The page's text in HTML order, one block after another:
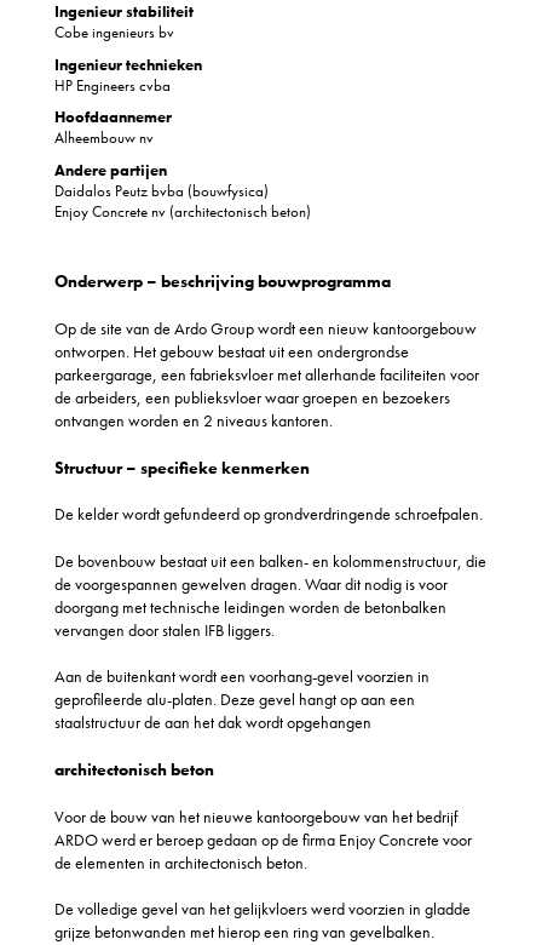
Ingenieur stabiliteit
Cobe ingenieurs bv
Ingenieur technieken
HP Engineers cvba
Hoofdaannemer
Alheembouw nv
Andere partijen
Daidalos Peutz bvba (bouwfysica)
Enjoy Concrete nv (architectonisch beton)
Onderwerp – beschrijving bouwprogramma
Op de site van de Ardo Group wordt een nieuw kantoorgebouw
ontworpen. Het gebouw bestaat uit een ondergrondse
parkeergarage, een fabrieksvloer met allerhande faciliteiten voor
de arbeiders, een publieksvloer waar groepen en bezoekers
ontvangen worden en 2 niveaus kantoren.
Structuur – specifieke kenmerken
De kelder wordt gefundeerd op grondverdringende schroefpalen.
De bovenbouw bestaat uit een balken- en kolommenstructuur, die
de voorgespannen gewelven dragen. Waar dit nodig is voor
doorgang met technische leidingen worden de betonbalken
vervangen door stalen IFB liggers.
Aan de buitenkant wordt een voorhang-gevel voorzien in
geprofileerde alu-platen. Deze gevel hangt op aan een
staalstructuur de aan het dak wordt opgehangen
architectonisch beton
Voor de bouw van het nieuwe kantoorgebouw van het bedrijf
ARDO werd er beroep gedaan op de firma Enjoy Concrete voor
de elementen in architectonisch beton.
De volledige gevel van het gelijkvloers werd voorzien in gladde
grijze betonwanden met hierop een ring van gevelbalken.